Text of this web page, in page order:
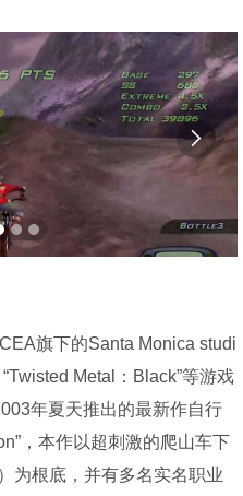

旗下的Santa Monica studi
Metal：Black”等游戏
年夏天推出的最新作自行
，本作以超刺激的爬山车下
为根底，并有多名实名职业